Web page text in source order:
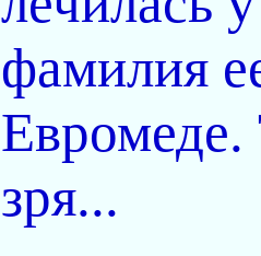
фамилия
Евромеде.
зря...